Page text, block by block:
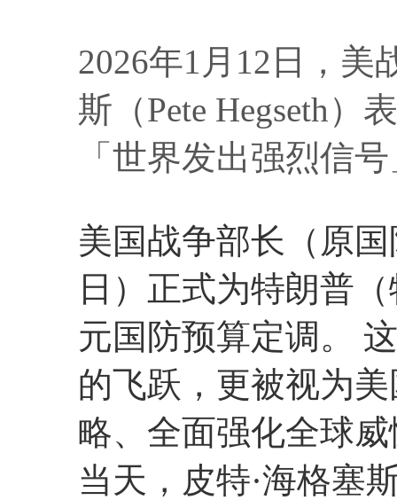
2026年1月12日，美
斯（Pete Hegseth）
「世界发出强烈信
美国战争部长（原
日）正式为特朗普
元国防预算定调。
的飞跃，更被视为
略、全面强化全球
当天，皮特·海格塞